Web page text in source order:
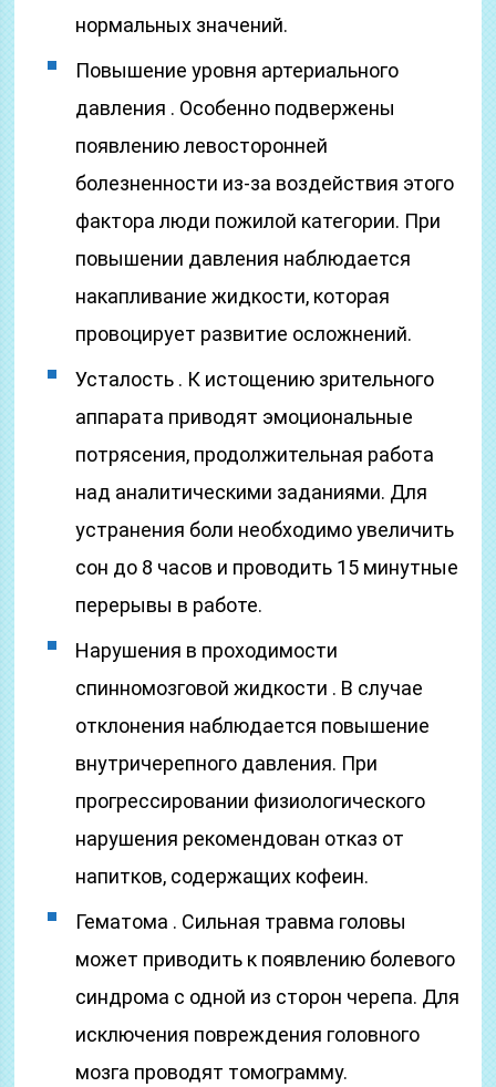
нормальных значений.
Повышение уровня артериального
давления . Особенно подвержены
появлению левосторонней
болезненности из-за воздействия этого
фактора люди пожилой категории. При
повышении давления наблюдается
накапливание жидкости, которая
провоцирует развитие осложнений.
Усталость . К истощению зрительного
аппарата приводят эмоциональные
потрясения, продолжительная работа
над аналитическими заданиями. Для
устранения боли необходимо увеличить
сон до 8 часов и проводить 15 минутные
перерывы в работе.
Нарушения в проходимости
спинномозговой жидкости . В случае
отклонения наблюдается повышение
внутричерепного давления. При
прогрессировании физиологического
нарушения рекомендован отказ от
напитков, содержащих кофеин.
Гематома . Сильная травма головы
может приводить к появлению болевого
синдрома с одной из сторон черепа. Для
исключения повреждения головного
мозга проводят томограмму.